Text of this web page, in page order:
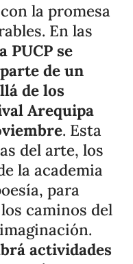
la promesa
En las
PUCP se
de un
de los
Arequipa
. Esta
del arte, los
la academia
para
caminos del
actividades